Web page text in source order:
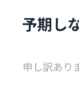
予期し
申し訳あり